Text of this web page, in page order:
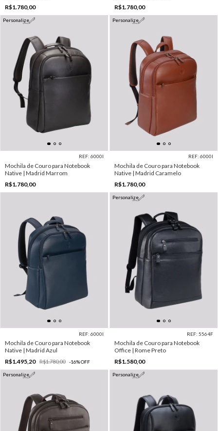
R$1.780,00
R$1.780,00
Personalize
REF: 6000I
Mochila de Couro para Notebook
Native | Madrid Marrom
R$1.780,00
Personalize
REF: 6000I
Mochila de Couro para Notebook
Native | Madrid Caramelo
R$1.780,00
REF: 6000I
Mochila de Couro para Notebook
Native | Madrid Azul
R$1.495,20
R$1.780,00 -16%OFF
Personalize
REF: 5564F
Mochila de Couro para Notebook
Office | Rome Preto
R$1.580,00
Personalize Personalize